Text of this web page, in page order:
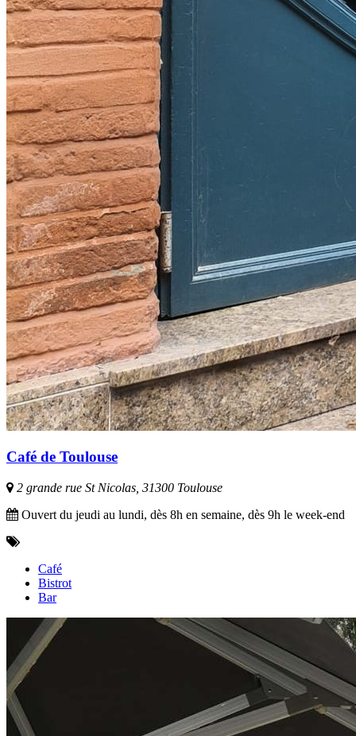
Café de Toulouse
2 grande rue St Nicolas, 31300 Toulouse
Ouvert du jeudi au lundi, dès 8h en semaine, dès 9h le week-end
Café
Bistrot
Bar